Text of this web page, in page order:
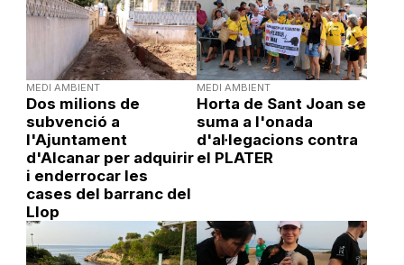
MEDI AMBIENT
Dos milions de
subvenció a
l'Ajuntament
d'Alcanar per adquirir
i enderrocar les
cases del barranc del
Llop
MEDI AMBIENT
Horta de Sant Joan se
suma a l'onada
d'al·legacions contra
el PLATER